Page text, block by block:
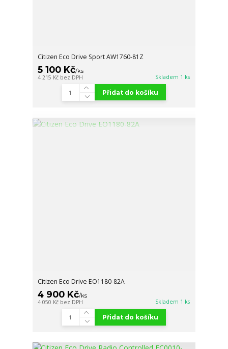
Citizen Eco Drive Sport AW1760-81Z
5 100 Kč/ks
4 215 Kč bez DPH Skladem 1 ks
Přidat do košíku
Citizen Eco Drive EO1180-82A
4 900 Kč/ks
4 050 Kč bez DPH Skladem 1 ks
Přidat do košíku